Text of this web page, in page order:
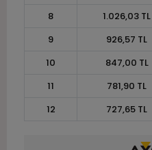
8
1.026,03 TL
9
926,57 TL
10
847,00 TL
11
781,90 TL
12
727,65 TL